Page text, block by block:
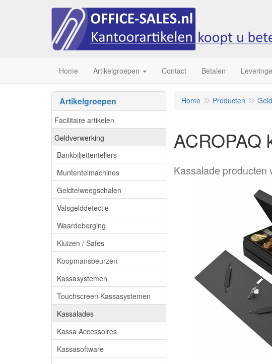
Home Artikelgroepen Contact Betalen
Artikelgroepen
Facilitaire artikelen
Geldverwerking
Bankbiljettentellers
Muntentelmachines
Geldtelweegschalen
Valsgelddetectie
Waardeberging
Kluizen / Safes
Koopmansbeurzen
Kassasystemen
Touchscreen Kassasystemen
Kassalades
Kassa Accessoires
Kassasoftware
Home Producten
ACROPAQ
Kassalade producten